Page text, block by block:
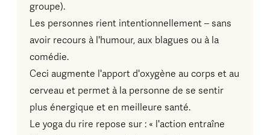
groupe).
Les personnes rient intentionnellement – sans
avoir recours à l'humour, aux blagues ou à la
comédie.
Ceci augmente l'apport d'oxygène au corps et au
cerveau et permet à la personne de se sentir
plus énergique et en meilleure santé.
Le yoga du rire repose sur : « l'action entraîne